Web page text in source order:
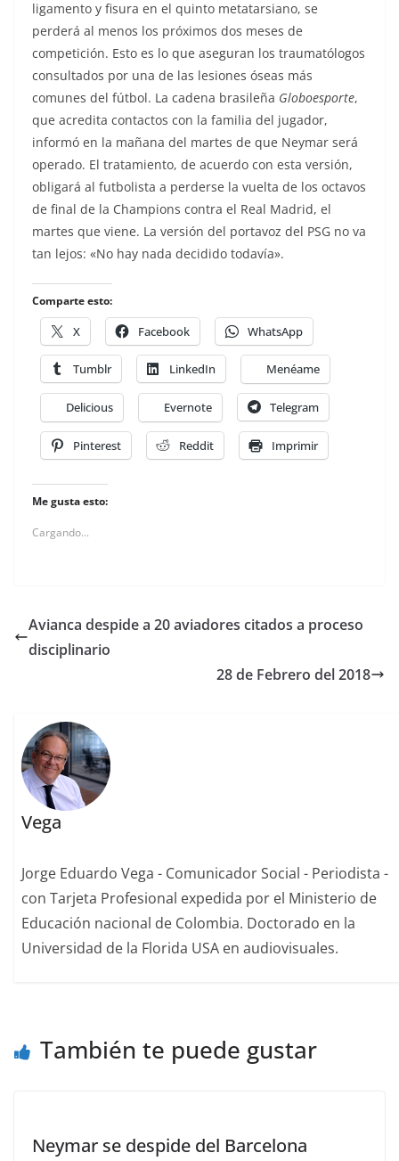
ligamento y fisura en el quinto metatarsiano, se
perderá al menos los próximos dos meses de
competición. Esto es lo que aseguran los traumatólogos
consultados por una de las lesiones óseas más
comunes del fútbol. La cadena brasileña Globoesporte,
que acredita contactos con la familia del jugador,
informó en la mañana del martes de que Neymar será
operado. El tratamiento, de acuerdo con esta versión,
obligará al futbolista a perderse la vuelta de los octavos
de final de la Champions contra el Real Madrid, el
martes que viene. La versión del portavoz del PSG no va
tan lejos: «No hay nada decidido todavía».
Comparte esto:
X Facebook WhatsApp
Tumblr LinkedIn Menéame
Delicious Evernote Telegram
Pinterest Reddit Imprimir
Me gusta esto:
Cargando...
Avianca despide a 20 aviadores citados a proceso
disciplinario
28 de Febrero del 2018
Vega
Jorge Eduardo Vega - Comunicador Social - Periodista -
con Tarjeta Profesional expedida por el Ministerio de
Educación nacional de Colombia. Doctorado en la
Universidad de la Florida USA en audiovisuales.
También te puede gustar
Neymar se despide del Barcelona